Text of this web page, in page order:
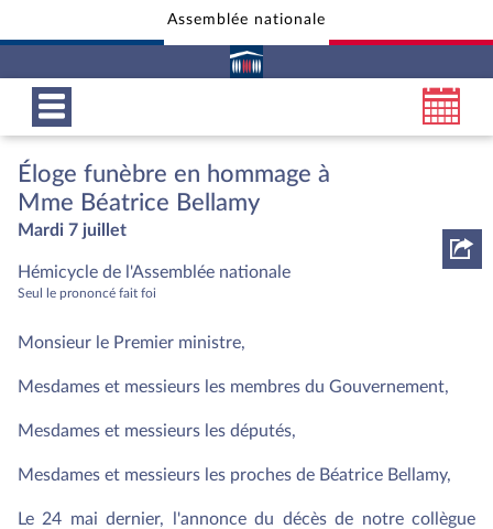
Aller en bas de la pageAssemblée nationale
Éloge funèbre en hommage à
Mme Béatrice Bellamy
Mardi 7 juillet
Hémicycle de l'Assemblée nationale
Seul le prononcé fait foi
Monsieur le Premier ministre,
Mesdames et messieurs les membres du Gouvernement,
Mesdames et messieurs les députés,
Mesdames et messieurs les proches de Béatrice Bellamy,
Le 24 mai dernier, l'annonce du décès de notre collègue